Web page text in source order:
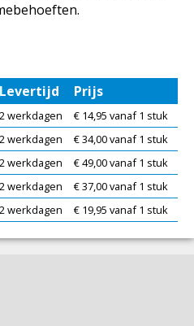
Levertijd Prijs
2 werkdagen
€ 14,95 vanaf 1 stuk
2 werkdagen
€ 34,00 vanaf 1 stuk
2 werkdagen
€ 49,00 vanaf 1 stuk
2 werkdagen
€ 37,00 vanaf 1 stuk
2 werkdagen € 19,95 vanaf 1 stuk